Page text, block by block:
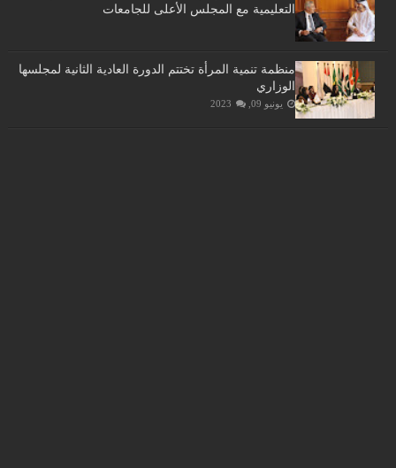
التعليمية مع المجلس الأعلى للجامعات
منظمة تنمية المرأة تختتم الدورة العادية الثانية لمجلسها
الوزاري
يونيو 09, 2023